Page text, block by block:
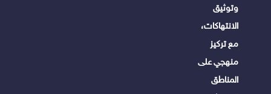
وتوثيق
الانتهاكات،
مع تركيز
منهجي على
المناطق